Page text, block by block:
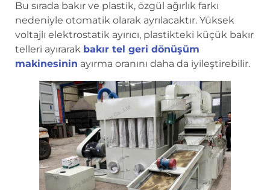
Bu sırada bakır ve plastik, özgül ağırlık farkı
nedeniyle otomatik olarak ayrılacaktır. Yüksek
voltajlı elektrostatik ayırıcı, plastikteki küçük bakır
telleri ayırarak bakır tel geri dönüşüm
makinesinin ayırma oranını daha da iyileştirebilir.